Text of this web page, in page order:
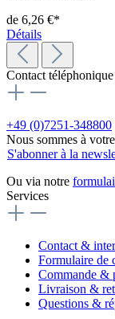
de 6,26 €*
Détails
Contact téléphonique
+49 (0)7251-348800
Nous sommes à
S'abonner à la
Ou via notre
Services
Contact &
Formulaire de
Commande &
Livraison &
Questions &